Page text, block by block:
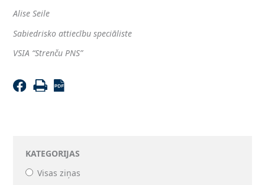
KATEGORIJAS
Visas ziņas
Alise Seile
Sabiedrisko attiecību speciāliste
VSIA “Strenču PNS”